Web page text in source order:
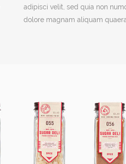
adipisci velit, sed quia non
dolore magnam aliquam